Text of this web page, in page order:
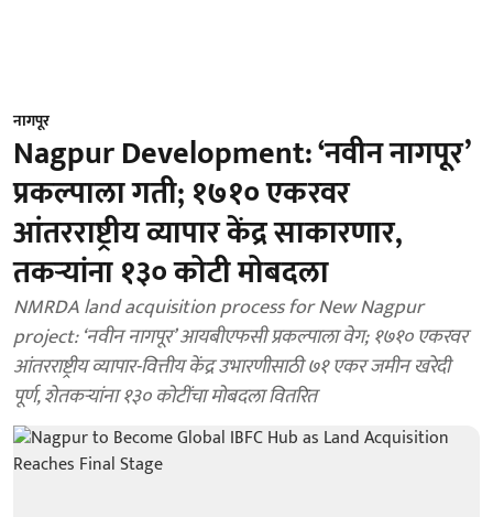
नागपूर
Nagpur Development: ‘नवीन नागपूर’
प्रकल्पाला गती; १७१० एकरवर
आंतरराष्ट्रीय व्यापार केंद्र साकारणार,
तकऱ्यांना १३० कोटी मोबदला
NMRDA land acquisition process for New Nagpur
project: ‘नवीन नागपूर’ आयबीएफसी प्रकल्पाला वेग; १७१० एकरवर
आंतरराष्ट्रीय व्यापार-वित्तीय केंद्र उभारणीसाठी ७१ एकर जमीन खरेदी
पूर्ण, शेतकऱ्यांना १३० कोटींचा मोबदला वितरित